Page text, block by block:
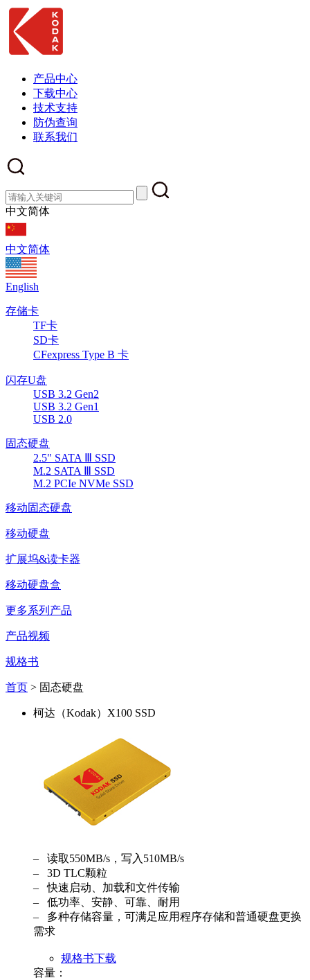
产品中心
下载中心
技术支持
防伪查询
联系我们
中文简体
中文简体
English
存储卡
TF卡
SD卡
CFexpress Type B 卡
闪存U盘
USB 3.2 Gen2
USB 3.2 Gen1
USB 2.0
固态硬盘
2.5" SATA Ⅲ SSD
M.2 SATA Ⅲ SSD
M.2 PCIe NVMe SSD
移动固态硬盘
移动硬盘
扩展坞&读卡器
移动硬盘盒
更多系列产品
产品视频
规格书
首页 > 固态硬盘
柯达（Kodak）X100 SSD
– 读取550MB/s，写入510MB/s
– 3D TLC颗粒
– 快速启动、加载和文件传输
– 低功率、安静、可靠、耐用
– 多种存储容量，可满足应用程序存储和普通硬盘更换
需求
规格书下载
容量：